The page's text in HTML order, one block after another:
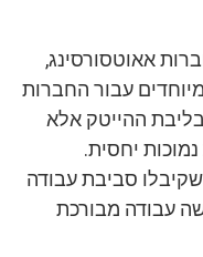
אאוטסורסינג,
עבור החברות
ההייטק אלא
יחסית.
סביבת עבודה
עבודה מבורכת